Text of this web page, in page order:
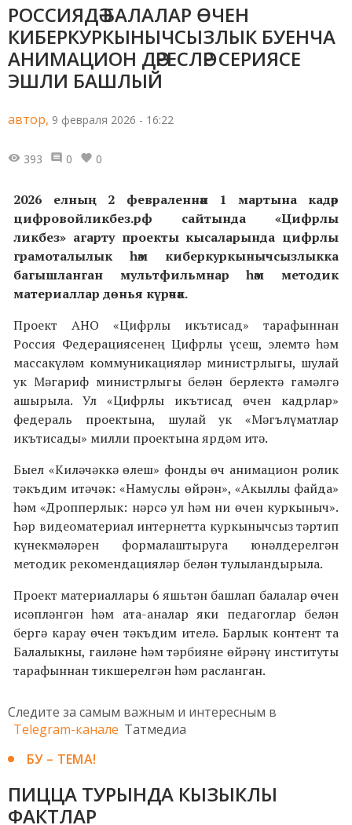
РОССИЯДӘ БАЛАЛАР ӨЧЕН
КИБЕРКУРКЫНЫЧСЫЗЛЫК БУЕНЧА
АНИМАЦИОН ДӘРЕСЛӘР СЕРИЯСЕ
ЭШЛИ БАШЛЫЙ
автор, 9 февраля 2026 - 16:22
393 0 0
2026 елның 2 февраленнән 1 мартына кадәр
цифровойликбез.рф сайтында «Цифрлы
ликбез» агарту проекты кысаларында цифрлы
грамоталылык һәм киберкуркынычсызлыкка
багышланган мультфильмнар һәм методик
материаллар дөнья күрәчәк.
Проект АНО «Цифрлы икътисад» тарафыннан
Россия Федерациясенең Цифрлы үсеш, элемтә һәм
массакүләм коммуникацияләр министрлыгы, шулай
ук Мәгариф министрлыгы белән берлектә гамәлгә
ашырыла. Ул «Цифрлы икътисад өчен кадрлар»
федераль проектына, шулай ук «Мәгълүматлар
икътисады» милли проектына ярдәм итә.
Быел «Киләчәккә өлеш» фонды өч анимацион ролик
тәкъдим итәчәк: «Намуслы өйрән», «Акыллы файда»
һәм «Дропперлык: нәрсә ул һәм ни өчен куркыныч».
Һәр видеоматериал интернетта куркынычсыз тәртип
күнекмәләрен формалаштыруга юнәлдерелгән
методик рекомендацияләр белән тулыландырыла.
Проект материаллары 6 яшьтән башлап балалар өчен
исәпләнгән һәм ата-аналар яки педагоглар белән
бергә карау өчен тәкъдим ителә. Барлык контент та
Балалыкны, гаиләне һәм тәрбияне өйрәнү институты
тарафыннан тикшерелгән һәм расланган.
Следите за самым важным и интересным в
Telegram-канале Татмедиа
БУ – ТЕМА!
ПИЦЦА ТУРЫНДА КЫЗЫКЛЫ
ФАКТЛАР